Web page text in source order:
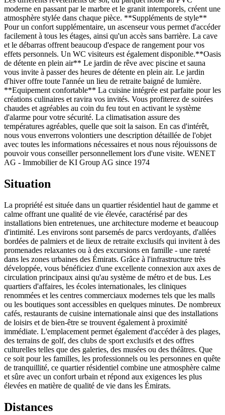
moderne en passant par le marbre et le granit intemporels, créent une
atmosphère stylée dans chaque pièce. **Suppléments de style**
Pour un confort supplémentaire, un ascenseur vous permet d'accéder
facilement à tous les étages, ainsi qu'un accès sans barrière. La cave
et le débarras offrent beaucoup d'espace de rangement pour vos
effets personnels. Un WC visiteurs est également disponible.**Oasis
de détente en plein air** Le jardin de rêve avec piscine et sauna
vous invite à passer des heures de détente en plein air. Le jardin
d'hiver offre toute l'année un lieu de retraite baigné de lumière.
**Equipement confortable** La cuisine intégrée est parfaite pour les
créations culinaires et ravira vos invités. Vous profiterez de soirées
chaudes et agréables au coin du feu tout en activant le système
d'alarme pour votre sécurité. La climatisation assure des
températures agréables, quelle que soit la saison. En cas d'intérêt,
nous vous enverrons volontiers une description détaillée de l'objet
avec toutes les informations nécessaires et nous nous réjouissons de
pouvoir vous conseiller personnellement lors d'une visite. WENET
AG - Immobilier de KI Group AG since 1974
Situation
La propriété est située dans un quartier résidentiel haut de gamme et
calme offrant une qualité de vie élevée, caractérisé par des
installations bien entretenues, une architecture moderne et beaucoup
d'intimité. Les environs sont parsemés de parcs verdoyants, d'allées
bordées de palmiers et de lieux de retraite exclusifs qui invitent à des
promenades relaxantes ou à des excursions en famille - une rareté
dans les zones urbaines des Émirats. Grâce à l'infrastructure très
développée, vous bénéficiez d'une excellente connexion aux axes de
circulation principaux ainsi qu'au système de métro et de bus. Les
quartiers d'affaires, les écoles internationales, les cliniques
renommées et les centres commerciaux modernes tels que les malls
ou les boutiques sont accessibles en quelques minutes. De nombreux
cafés, restaurants de cuisine internationale ainsi que des installations
de loisirs et de bien-être se trouvent également à proximité
immédiate. L'emplacement permet également d'accéder à des plages,
des terrains de golf, des clubs de sport exclusifs et des offres
culturelles telles que des galeries, des musées ou des théâtres. Que
ce soit pour les familles, les professionnels ou les personnes en quête
de tranquillité, ce quartier résidentiel combine une atmosphère calme
et sûre avec un confort urbain et répond aux exigences les plus
élevées en matière de qualité de vie dans les Émirats.
Distances